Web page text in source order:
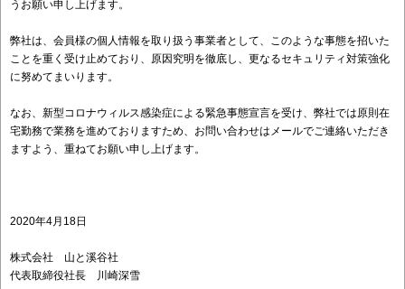
うお願い申し上げます。
弊社は、会員様の個人情報を取り扱う事業者として、
このような事態を招いた
ことを重く受け止めており、 原因究明を徹底し、 更なるセキュリティ対策強化
に努めてまいります。
なお、新型コロナウィルス感染症による緊急事態宣言を受け、 弊社では原則在
宅勤務で業務を進めておりますため、 お問い合わせはメールでご連絡いただき
ますよう、 重ねてお願い申し上げます。
2020年4月18日
株式会社 山と溪谷社
代表取締役社長 川崎深雪